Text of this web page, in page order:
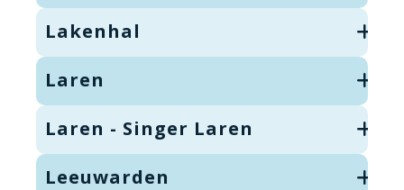
Lakenhal
Laren
Laren - Singer Laren
Leeuwarden